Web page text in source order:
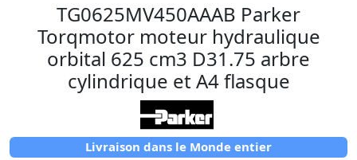
TG0625MV450AAAB Parker
Torqmotor moteur hydraulique
orbital 625 cm3 D31.75 arbre
cylindrique et A4 flasque
Livraison dans le Monde entier